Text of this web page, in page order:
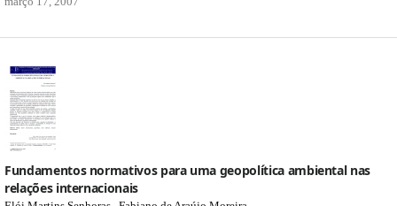
Fundamentos normativos para uma geopolítica ambiental nas
relações internacionais